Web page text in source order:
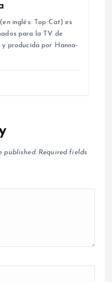
inglés: Top Cat) es
para la TV de
producida por Hanna-
published. Required fields